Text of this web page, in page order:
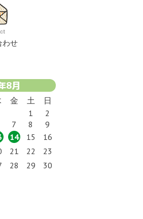
わせ
8月
金 土 日
1
2
7 8
9
14 15
16
21 22
23
28 29
30